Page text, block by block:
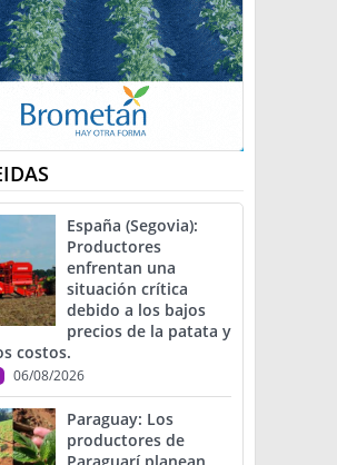
España (Segovia):
Productores
enfrentan una
situación crítica
debido a los bajos
precios de la patata y
costos.
06/08/2026
Paraguay: Los
productores de